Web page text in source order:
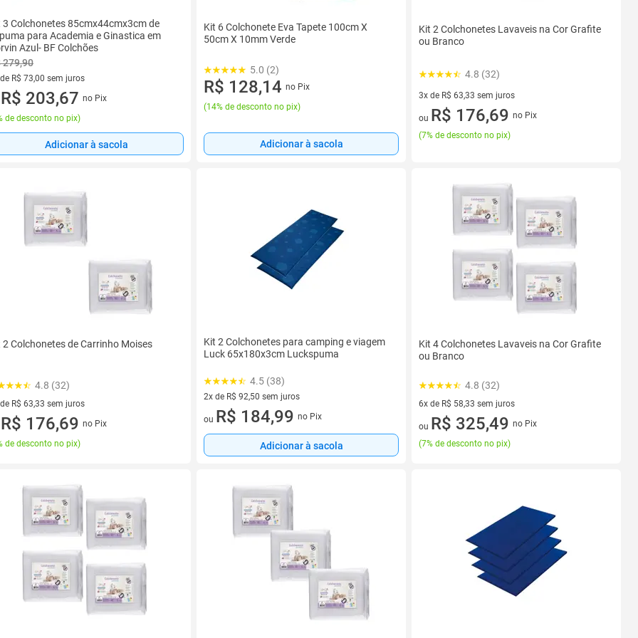
3 Colchonetes 85cmx44cmx3cm de
para Academia e Ginastica em
Azul- BF Colchões
279,90
R$ 73,00 sem juros
de R$ 73,00 sem juros
R$ 203,67 no Pix
de desconto no pix)
Adicionar à sacola
Kit 6 Colchonete Eva Tapete 100cm X
50cm X 10mm Verde
5.0 (2)
R$ 128,14 no Pix
(14% de desconto no pix)
Adicionar à sacola
Kit 2 Colchonetes Lavaveis na Cor Grafite
ou Branco
4.8 (32)
3x de R$ 63,33 sem juros
3 vez de R$ 63,33 sem juros
ou R$ 176,69 no Pix
(7% de desconto no pix)
2 Colchonetes de Carrinho Moises
4.8 (32)
R$ 63,33 sem juros
de R$ 63,33 sem juros
R$ 176,69 no Pix
de desconto no pix)
Kit 2 Colchonetes para camping e viagem
Luck 65x180x3cm Luckspuma
4.5 (38)
2x de R$ 92,50 sem juros
2 vez de R$ 92,50 sem juros
ou R$ 184,99 no Pix
Adicionar à sacola
Kit 4 Colchonetes Lavaveis na Cor Grafite
ou Branco
4.8 (32)
6x de R$ 58,33 sem juros
6 vez de R$ 58,33 sem juros
ou R$ 325,49 no Pix
(7% de desconto no pix)